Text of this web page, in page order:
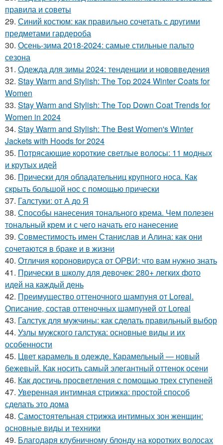
правила и советы
29. Синий костюм: как правильно сочетать с другими
предметами гардероба
30. Осень-зима 2018-2024: самые стильные пальто
сезона
31. Одежда для зимы 2024: тенденции и нововведения
32. Stay Warm and Stylish: The Top 2024 Winter Coats for
Women
33. Stay Warm and Stylish: The Top Down Coat Trends for
Women in 2024
34. Stay Warm and Stylish: The Best Women's Winter
Jackets with Hoods for 2024
35. Потрясающие короткие светлые волосы: 11 модных
и крутых идей
36. Прически для обладательниц крупного носа. Как
скрыть большой нос с помощью прически
37. Галстуки: от А до Я
38. Способы нанесения тонального крема. Чем полезен
тональный крем и с чего начать его нанесение
39. Совместимость имен Станислав и Алина: как они
сочетаются в браке и в жизни
40. Отличия короновируса от ОРВИ: что вам нужно знать
41. Прически в школу для девочек: 280+ легких фото
идей на каждый день
42. Преимущество оттеночного шампуня от Loreal.
Описание, состав оттеночных шампуней от Loreal
43. Галстук для мужчины: как сделать правильный выбор
44. Узлы мужского галстука: основные виды и их
особенности
45. Цвет карамель в одежде. Карамельный — новый
бежевый. Как носить самый элегантный оттенок осени
46. Как достичь просветления с помощью трех ступеней
47. Уверенная интимная стрижка: простой способ
сделать это дома
48. Самостоятельная стрижка интимных зон женщин:
основные виды и техники
49. Благодаря клубничному блонду на коротких волосах